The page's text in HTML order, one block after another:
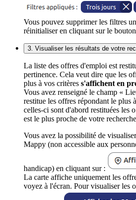
Vous pouvez supprimer les filtres
réinitialiser en cliquant sur le
3. Visualiser les résultats de votre
La liste des offres d'emploi est
pertinence. Cela veut dire que les
plus à vos critères s'affichent en
Vous avez renseigné le champ «
restitue les offres répondant le plus
celles-ci sont d'abord restituées les
est le plus proche de votre
Vous avez la possibilité de
Mappy (non accessible aux
handicap) en cliquant sur :
La carte affiche uniquement les
voyez à l'écran. Pour visualiser les